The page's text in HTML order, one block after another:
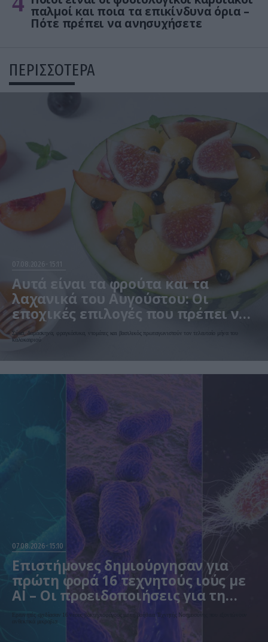
παλμοί και ποια τα επικίνδυνα όρια –
Πότε πρέπει να ανησυχήσετε
ΠΕΡΙΣΣΟΤΕΡΑ
07.08.2026 15:11
Αυτά είναι τα φρούτα και τα
λαχανικά του Αυγούστου: Οι
εποχικές επιλογές που πρέπει να
βάλετε στο τραπέζι σας
Σύκα, δαμάσκηνα, φραγκόσυκα, ντομάτες και βασιλικός πρωταγωνιστούν τον τελευταίο μήνα του
καλοκαιριού
07.08.2026 15:10
Επιστήμονες δημιούργησαν για
πρώτη φορά 16 τεχνητούς ιούς με
AI – Οι προειδοποιήσεις για τη
βιοασφάλεια
Ερευνητές σχεδίασαν 16 νέους βακτηριοφάγους με τη βοήθεια Τεχνητής Νοημοσύνης που εξοντώνουν
ανθεκτικά μικρόβια